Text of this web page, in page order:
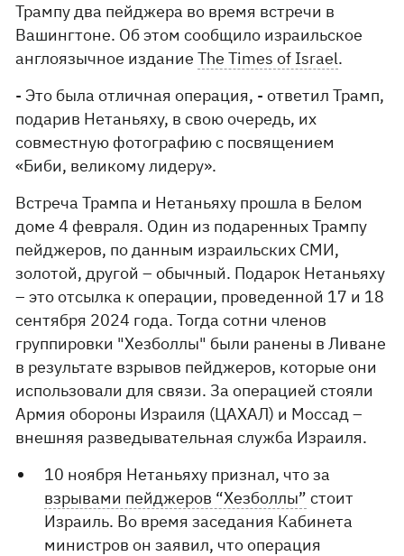
Трампу два пейджера во время встречи в
Вашингтоне. Об этом сообщило израильское
англоязычное изданиеThe Times of Israel.
- Это была отличная операция, - ответил Трамп,
подарив Нетаньяху, в свою очередь, их
совместную фотографию с посвящением
«Биби, великому лидеру».
Встреча Трампа и Нетаньяху прошла в Белом
доме 4 февраля. Один из подаренных Трампу
пейджеров, по данным израильских СМИ,
золотой, другой – обычный. Подарок Нетаньяху
– это отсылка к операции, проведенной 17 и 18
сентября 2024 года. Тогда сотни членов
группировки "Хезболлы" были ранены в Ливане
в результате взрывов пейджеров, которые они
использовали для связи. За операцией стояли
Армия обороны Израиля (ЦАХАЛ) и Моссад –
внешняя разведывательная служба Израиля.
10 ноября Нетаньяху признал, что за
взрывами пейджеров “Хезболлы” стоит
Израиль. Во время заседания Кабинета
министров он заявил, что операция